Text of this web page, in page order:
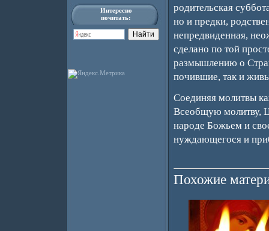
Интересно
почитать:
родительская
но и предки,
непредвиденная,
сделано по той
размышлению о
почившие, так и
Соединяя молитвы
Всеобщую молитву,
народе Божьем и
нуждающегося и
Похожие